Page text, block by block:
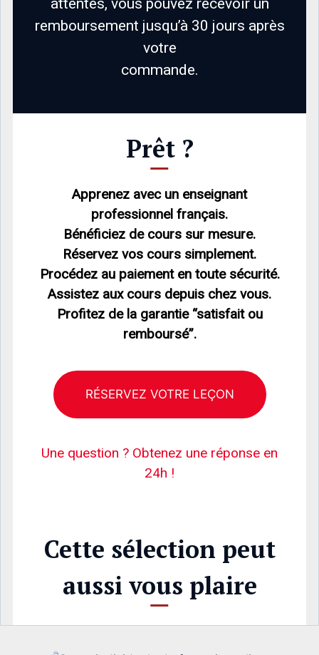
attentes, vous pouvez recevoir un
remboursement jusqu’à 30 jours après
votre
commande.
Prêt ?
Apprenez avec un enseignant
professionnel français.
Bénéficiez de cours sur mesure.
Réservez vos cours simplement.
Procédez au paiement en toute sécurité.
Assistez aux cours depuis chez vous.
Profitez de la garantie “satisfait ou
remboursé”.
RÉSERVEZ VOTRE LEÇON
Une question ? Obtenez une réponse en
24h !
Cette sélection peut
aussi vous plaire